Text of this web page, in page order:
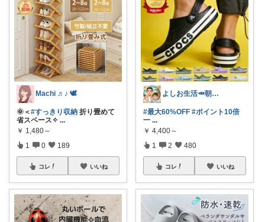
Machi ♬♪ 🕊
🌞＜#すっきり収納 折り畳めて
省スペース✧ ...
￥ 1,480～
1 0 189
コレ いいね
よしお生活🥕朝6時頃コレ👟
#最大60%OFF #ポイント10倍
一 ...
￥ 4,400～
1 2 480
コレ いいね